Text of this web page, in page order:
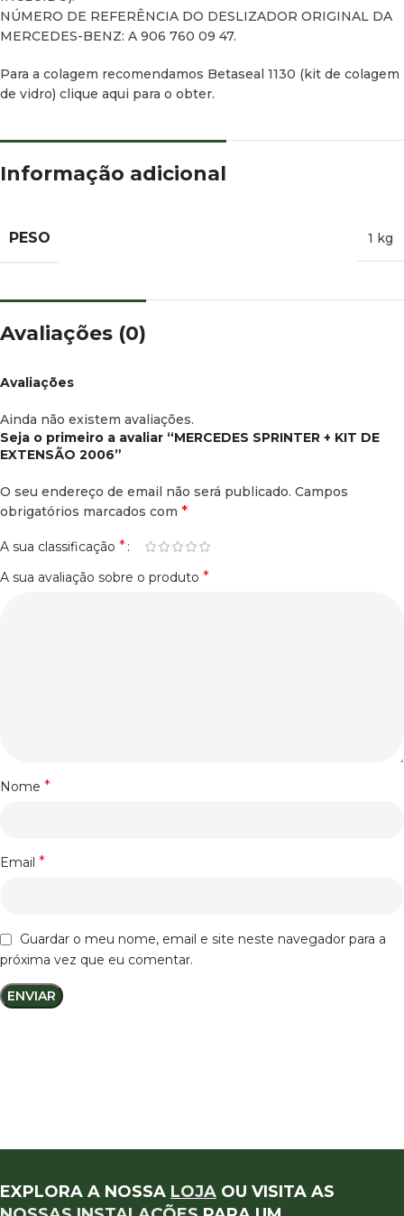
NÚMERO DE REFERÊNCIA DO DESLIZADOR ORIGINAL DA
MERCEDES-BENZ: A 906 760 09 47.
Para a colagem recomendamos Betaseal 1130 (kit de colagem
de vidro) clique aqui para o obter.
Informação adicional
PESO 1 kg
Avaliações (0)
Avaliações
Ainda não existem avaliações.
Seja o primeiro a avaliar “MERCEDES SPRINTER + KIT DE
EXTENSÃO 2006”
O seu endereço de email não será publicado. Campos
obrigatórios marcados com *
A sua classificação *
A sua avaliação sobre o produto *
Nome *
Email *
Guardar o meu nome, email e site neste navegador para a
próxima vez que eu comentar.
EXPLORA A NOSSA LOJA OU VISITA AS